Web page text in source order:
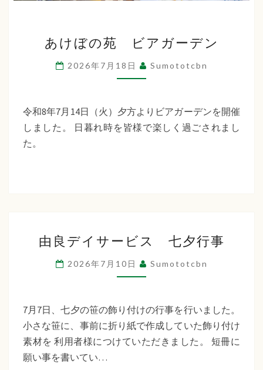
け
ぼ
の
ビ
ア
あけぼの苑 ビアガーデン
2026年7月18日 Sumototcbn
令和8年7月14日（火）夕方よりビアガーデンを開催
しました。 日暮れ時を皆様で楽しく過ごされまし
た。
良
デ
イ
ー
ビ
ス
由良デイサービス 七夕行事
2026年7月10日 Sumototcbn
7月7日、七夕の笹の飾り付けの行事を行いました。
小さな笹に、事前に折り紙で作成していた飾り付け
素材を 利用者様につけていただきました。 短冊に
願い事を書いてい…